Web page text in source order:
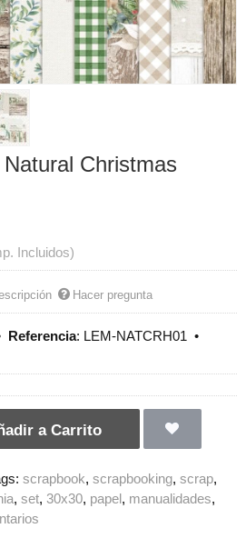
Christmas
Incluidos)
Hacer pregunta
Referencia: LEM-NATCRH01 •
a Carrito
scrapbook scrapbooking scrap
set 30x30 papel manualidades